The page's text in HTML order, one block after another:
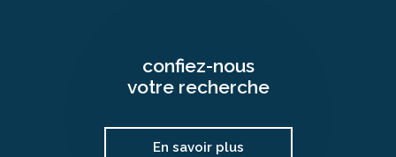
confiez-nous
votre recherche
En savoir plus